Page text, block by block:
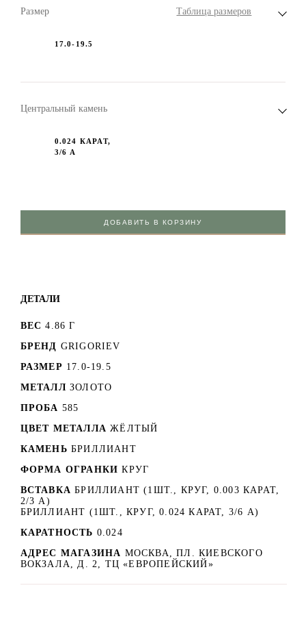
Размер Таблица размеров
17.0-19.5
Центральный камень
0.024 КАРАТ,
3/6 А
ДОБАВИТЬ В КОРЗИНУ
ДЕТАЛИ
ВЕС 4.86 Г
БРЕНД GRIGORIEV
РАЗМЕР 17.0-19.5
МЕТАЛЛ ЗОЛОТО
ПРОБА 585
ЦВЕТ МЕТАЛЛА ЖЁЛТЫЙ
КАМЕНЬ БРИЛЛИАНТ
ФОРМА ОГРАНКИ КРУГ
ВСТАВКА БРИЛЛИАНТ (1ШТ., КРУГ, 0.003 КАРАТ,
2/3 А)
БРИЛЛИАНТ (1ШТ., КРУГ, 0.024 КАРАТ, 3/6 А)
КАРАТНОСТЬ 0.024
АДРЕС МАГАЗИНА МОСКВА, ПЛ. КИЕВСКОГО
ВОКЗАЛА, Д. 2, ТЦ «ЕВРОПЕЙСКИЙ»